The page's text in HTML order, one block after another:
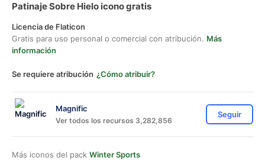
Patinaje Sobre Hielo icono gratis
Licencia de Flaticon
Gratis para uso personal o comercial con atribución. Más
información
Se requiere atribución ¿Cómo atribuir?
Magnific
Ver todos los recursos 3,282,856
Seguir
Más iconos del pack Winter Sports